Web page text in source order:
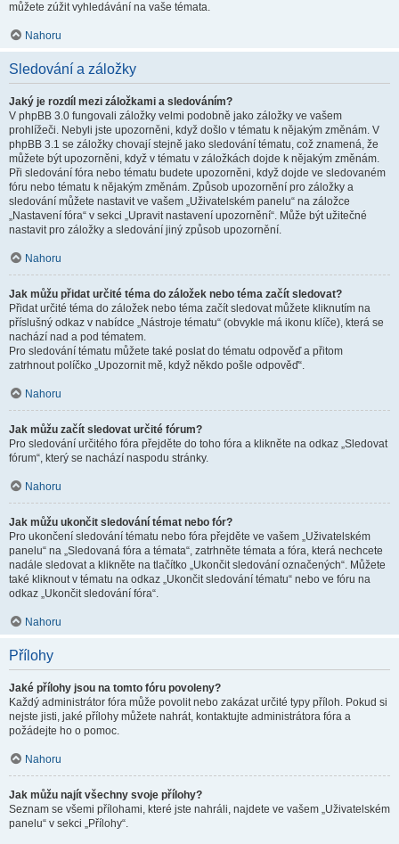
můžete zúžit vyhledávání na vaše témata.
Nahoru
Sledování a záložky
Jaký je rozdíl mezi záložkami a sledováním?
V phpBB 3.0 fungovali záložky velmi podobně jako záložky ve vašem
prohlížeči. Nebyli jste upozorněni, když došlo v tématu k nějakým změnám. V
phpBB 3.1 se záložky chovají stejně jako sledování tématu, což znamená, že
můžete být upozorněni, když v tématu v záložkách dojde k nějakým změnám.
Při sledování fóra nebo tématu budete upozorněni, když dojde ve sledovaném
fóru nebo tématu k nějakým změnám. Způsob upozornění pro záložky a
sledování můžete nastavit ve vašem „Uživatelském panelu“ na záložce
„Nastavení fóra“ v sekci „Upravit nastavení upozornění“. Může být užitečné
nastavit pro záložky a sledování jiný způsob upozornění.
Nahoru
Jak můžu přidat určité téma do záložek nebo téma začít sledovat?
Přidat určité téma do záložek nebo téma začít sledovat můžete kliknutím na
příslušný odkaz v nabídce „Nástroje tématu“ (obvykle má ikonu klíče), která se
nachází nad a pod tématem.
Pro sledování tématu můžete také poslat do tématu odpověď a přitom
zatrhnout políčko „Upozornit mě, když někdo pošle odpověď“.
Nahoru
Jak můžu začít sledovat určité fórum?
Pro sledování určitého fóra přejděte do toho fóra a klikněte na odkaz „Sledovat
fórum“, který se nachází naspodu stránky.
Nahoru
Jak můžu ukončit sledování témat nebo fór?
Pro ukončení sledování tématu nebo fóra přejděte ve vašem „Uživatelském
panelu“ na „Sledovaná fóra a témata“, zatrhněte témata a fóra, která nechcete
nadále sledovat a klikněte na tlačítko „Ukončit sledování označených“. Můžete
také kliknout v tématu na odkaz „Ukončit sledování tématu“ nebo ve fóru na
odkaz „Ukončit sledování fóra“.
Nahoru
Přílohy
Jaké přílohy jsou na tomto fóru povoleny?
Každý administrátor fóra může povolit nebo zakázat určité typy příloh. Pokud si
nejste jisti, jaké přílohy můžete nahrát, kontaktujte administrátora fóra a
požádejte ho o pomoc.
Nahoru
Jak můžu najít všechny svoje přílohy?
Seznam se všemi přílohami, které jste nahráli, najdete ve vašem „Uživatelském
panelu“ v sekci „Přílohy“.